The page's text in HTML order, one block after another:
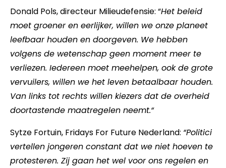
Donald Pols, directeur Milieudefensie: “Het beleid
moet groener en eerlijker, willen we onze planeet
leefbaar houden en doorgeven. We hebben
volgens de wetenschap geen moment meer te
verliezen. Iedereen moet meehelpen, ook de grote
vervuilers, willen we het leven betaalbaar houden.
Van links tot rechts willen kiezers dat de overheid
doortastende maatregelen neemt.“
Sytze Fortuin, Fridays For Future Nederland: “Politici
vertellen jongeren constant dat we niet hoeven te
protesteren. Zij gaan het wel voor ons regelen en